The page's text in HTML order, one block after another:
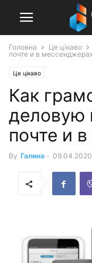
Головна Це цікаво
почте и в
Це цікаво
Как
деловую
почте и
By Галина - 09.04.2020